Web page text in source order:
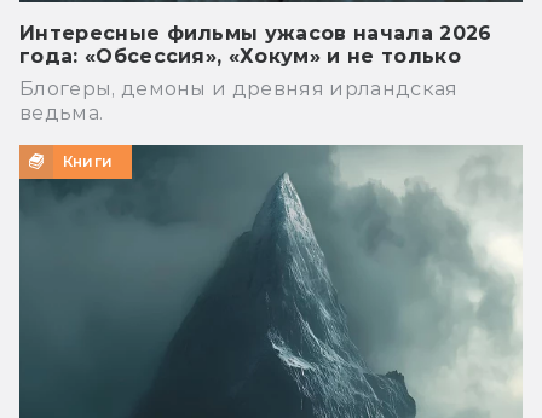
Интересные фильмы ужасов начала 2026
года: «Обсессия», «Хокум» и не только
Блогеры, демоны и древняя ирландская
ведьма.
Книги